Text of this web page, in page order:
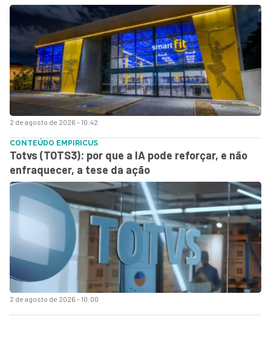
2 de agosto de 2026 - 10:42
2 de agosto de 2026 - 10:00
CONTEÚDO EMPIRICUS
Totvs (TOTS3): por que a IA pode reforçar, e não
enfraquecer, a tese da ação